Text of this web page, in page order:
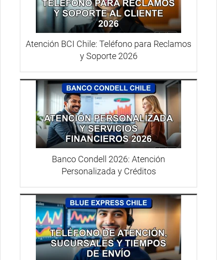
Atención BCI Chile: Teléfono para Reclamos
y Soporte 2026
Banco Condell 2026: Atención
Personalizada y Créditos